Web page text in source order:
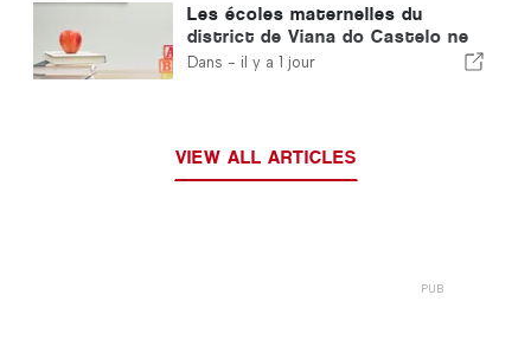
Les écoles maternelles du
district de Viana do Castelo ne
fermeront pas au Portugal
Dans - il y a 1 jour
VIEW ALL ARTICLES